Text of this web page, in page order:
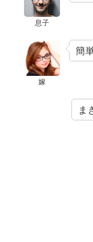
息子
嫁
簡
ま